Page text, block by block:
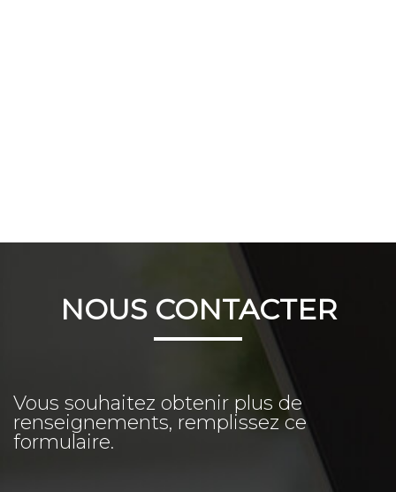
NOUS CONTACTER
Vous souhaitez obtenir plus de
renseignements, remplissez ce
formulaire.